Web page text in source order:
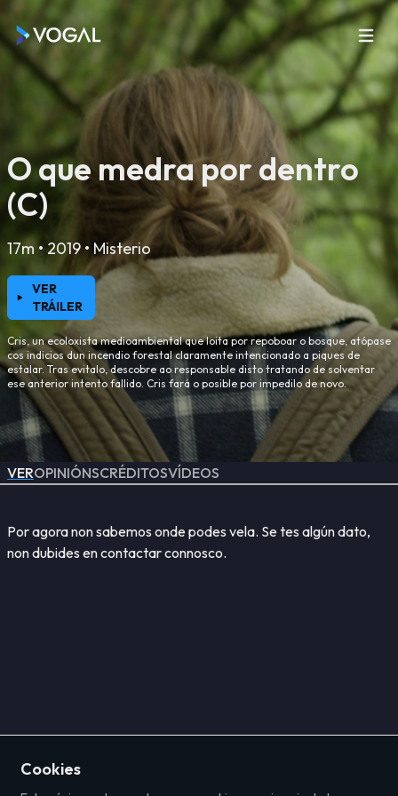
O que medra por dentro
(C)
17m • 2019 • Misterio
VER
TRÁILER
Cris, un ecoloxista medioambiental que loita por repoboar o bosque, atópase
cos indicios dun incendio forestal claramente intencionado a piques de
estalar. Tras evitalo, descobre ao responsable disto tratando de solventar
ese anterior intento fallido. Cris fará o posible por impedilo de novo.
VEROPINIÓNSCRÉDITOSVÍDEOS
Por agora non sabemos onde podes vela. Se tes algún dato,
non dubides en contactar connosco.
Cookies